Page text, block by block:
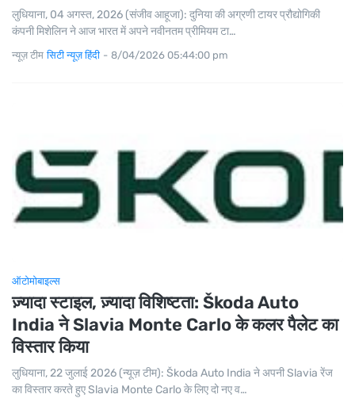
लुधियाना, 04 अगस्त, 2026 (संजीव आहूजा): दुनिया की अग्रणी टायर प्रौद्योगिकी
कंपनी मिशेलिन ने आज भारत में अपने नवीनतम प्रीमियम टा…
न्यूज़ टीम सिटी न्यूज़ हिंदी - 8/04/2026 05:44:00 pm
ऑटोमोबाइल्स
ज़्यादा स्टाइल, ज़्यादा विशिष्टता: Škoda Auto
India ने Slavia Monte Carlo के कलर पैलेट का
विस्तार किया
लुधियाना, 22 जुलाई 2026 (न्यूज़ टीम): Škoda Auto India ने अपनी Slavia रेंज
का विस्तार करते हुए Slavia Monte Carlo के लिए दो नए व…